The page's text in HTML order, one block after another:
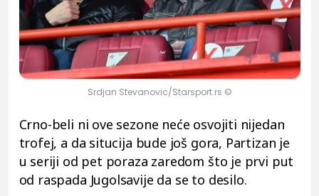
Srdjan Stevanovic/Starsport.rs ©
Crno-beli ni ove sezone neće osvojiti nijedan
trofej, a da situcija bude još gora, Partizan je
u seriji od pet poraza zaredom što je prvi put
od raspada Jugolsavije da se to desilo.